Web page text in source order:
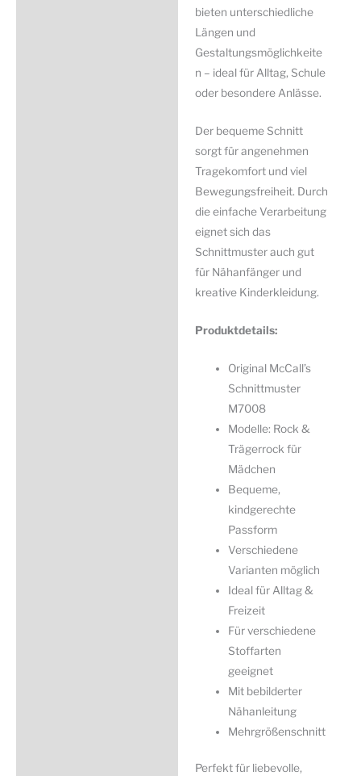
bieten unterschiedliche
Längen und
Gestaltungsmöglichkeite
n – ideal für Alltag, Schule
oder besondere Anlässe.
Der bequeme Schnitt
sorgt für angenehmen
Tragekomfort und viel
Bewegungsfreiheit. Durch
die einfache Verarbeitung
eignet sich das
Schnittmuster auch gut
für Nähanfänger und
kreative Kinderkleidung.
Produktdetails:
Original McCall’s
Schnittmuster
M7008
Modelle: Rock &
Trägerrock für
Mädchen
Bequeme,
kindgerechte
Passform
Verschiedene
Varianten möglich
Ideal für Alltag &
Freizeit
Für verschiedene
Stoffarten
geeignet
Mit bebilderter
Nähanleitung
Mehrgrößenschnitt
Perfekt für liebevolle,